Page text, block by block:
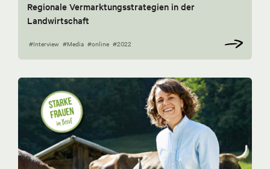
Regionale Vermarktungsstrategien in der
Landwirtschaft
#Interview #Media #online #2022